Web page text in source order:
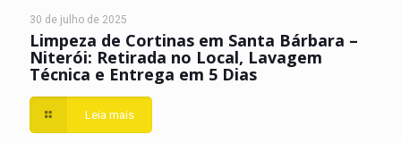
30 de julho de 2025
Limpeza de Cortinas em Santa Bárbara –
Niterói: Retirada no Local, Lavagem
Técnica e Entrega em 5 Dias
Leia mais